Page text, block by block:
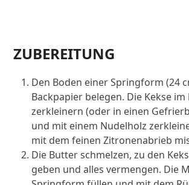
ZUBEREITUNG
Den Boden einer Springform (24
Backpapier belegen. Die Kekse
zerkleinern (oder in einen
und mit einem Nudelholz
mit dem feinen Zitronenabrieb
Die Butter schmelzen, zu den
geben und alles vermengen. Die